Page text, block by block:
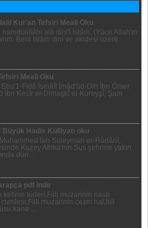
Kur'an Tefsiri Meali Oku
alâ dini'l Islâm. (Yüce Allah'ın
Beni Islâm dini ve akidesi üzere
Meali Oku
Ebu'1-Fidâ İsmâîl İmâd'üd-Din İbn Ömer
îbn Kesîr el-Dimaşkî el-Kureyşî, Şam
Büyük Hadis Külliyatı oku
bin Süleyman er-Rûdânî,
Kuzey Afrika'nın Sus şehrine yakın
dün...
pdf indir
kelime türleri,Fiili muzarinin nasb
muzarinin cezm hal,fiili
...